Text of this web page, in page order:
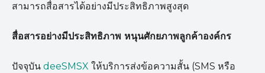
สามารถสื่อสารได้อย่างมีประสิทธิภาพสูงสุด
สื่อสารอย่างมีประสิทธิภาพ หนุนศักยภาพลูกค้าองค์กร
ปัจจุบัน deeSMSX ให้บริการส่งข้อความสั้น (SMS หรือ